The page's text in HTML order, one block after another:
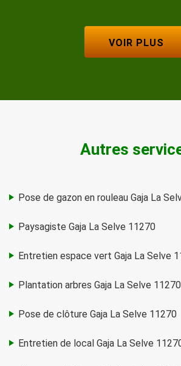
VOIR PLUS
Autres
Pose de gazon en rouleau Gaja La
Paysagiste Gaja La Selve 11270
Entretien espace vert Gaja La Selve
Plantation arbres Gaja La Selve 11270
Pose de clôture Gaja La Selve 11270
Entretien de local Gaja La Selve